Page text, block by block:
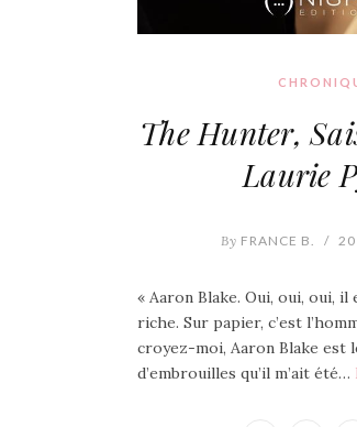
The Hunter,
Laurie
By FRANCE B. /
« Aaron Blake. Oui, oui, oui, il
riche. Sur papier, c’est
croyez-moi, Aaron Blake est
d’embrouilles qu’il m’ait été…